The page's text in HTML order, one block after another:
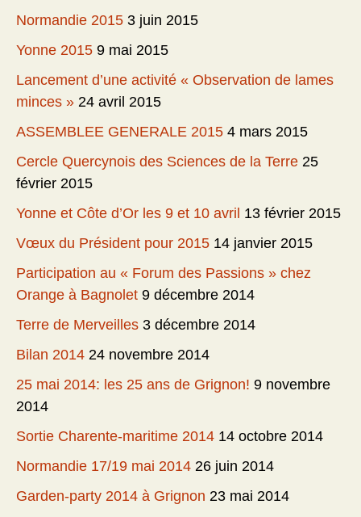
Normandie 2015 3 juin 2015
Yonne 2015 9 mai 2015
Lancement d’une activité « Observation de lames
minces » 24 avril 2015
ASSEMBLEE GENERALE 2015 4 mars 2015
Cercle Quercynois des Sciences de la Terre 25
février 2015
Yonne et Côte d’Or les 9 et 10 avril 13 février 2015
Vœux du Président pour 2015 14 janvier 2015
Participation au « Forum des Passions » chez
Orange à Bagnolet 9 décembre 2014
Terre de Merveilles 3 décembre 2014
Bilan 2014 24 novembre 2014
25 mai 2014: les 25 ans de Grignon! 9 novembre
2014
Sortie Charente-maritime 2014 14 octobre 2014
Normandie 17/19 mai 2014 26 juin 2014
Garden-party 2014 à Grignon 23 mai 2014